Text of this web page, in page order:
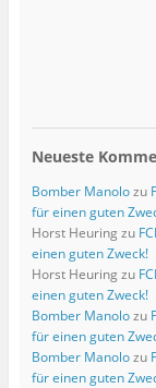
Neueste
Bomber Manolozu
für einen guten
Horst Heuring zu
einen guten Zweck!
Horst Heuring zu
einen guten Zweck!
Bomber Manolozu
für einen guten
Bomber Manolozu
für einen guten